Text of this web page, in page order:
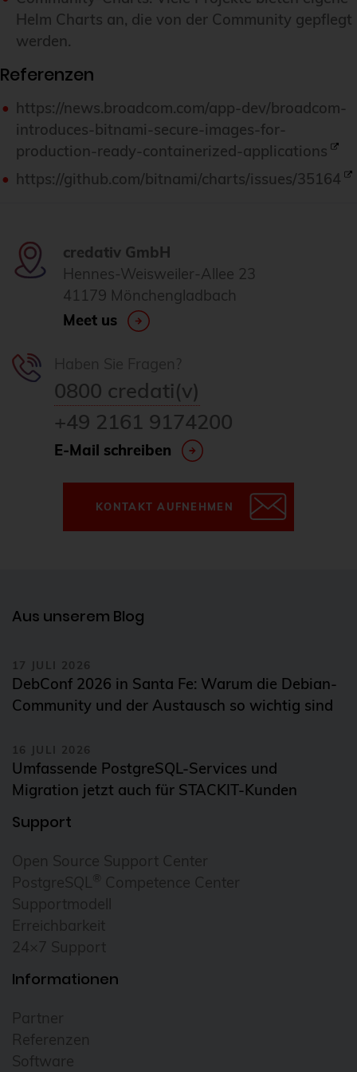
Helm Charts an, die von der Community gepflegt
werden.
Referenzen
https://news.broadcom.com/app-dev/broadcom-
introduces-bitnami-secure-images-for-
production-ready-containerized-applications
https://github.com/bitnami/charts/issues/35164
credativ GmbH
Hennes-Weisweiler-Allee 23
41179 Mönchengladbach
Meet us
0800 credati(v)
+49 2161 9174200
E-Mail schreiben
KONTAKT AUFNEHMEN
Aus unserem Blog
17 JULI 2026
DebConf 2026 in Santa Fe: Warum die Debian-
Community und der Austausch so wichtig sind
16 JULI 2026
Umfassende PostgreSQL-Services und
Migration jetzt auch für STACKIT-Kunden
Support
Open Source Support Center
PostgreSQL ® Competence Center
Supportmodell
Erreichbarkeit
24×7 Support
Informationen
Partner
Referenzen
Software